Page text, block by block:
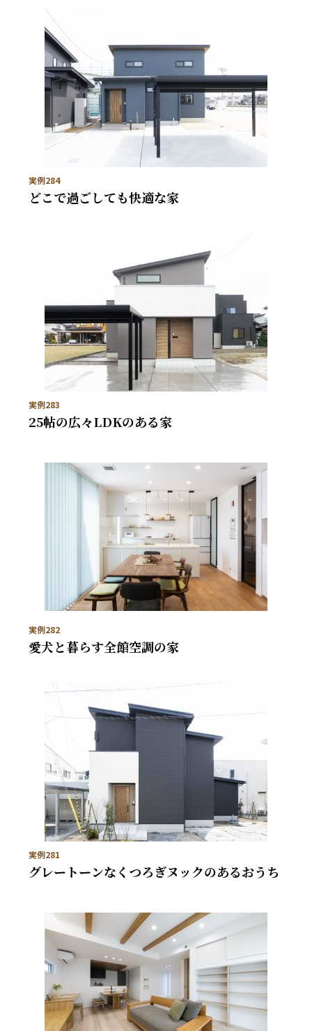
実例284
どこで過ごしても快適な家
実例283
25帖の広々LDKのある家
実例282
愛犬と暮らす全館空調の家
実例281
グレートーンなくつろぎヌックのあるおうち